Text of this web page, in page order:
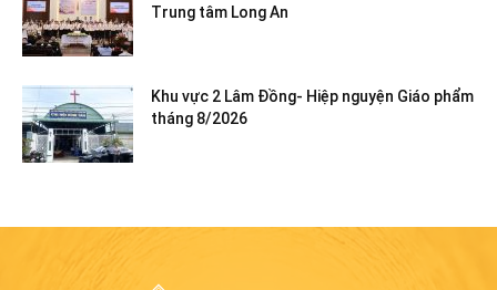
Trung tâm Long An
Khu vực 2 Lâm Đồng- Hiệp nguyện Giáo phẩm
tháng 8/2026